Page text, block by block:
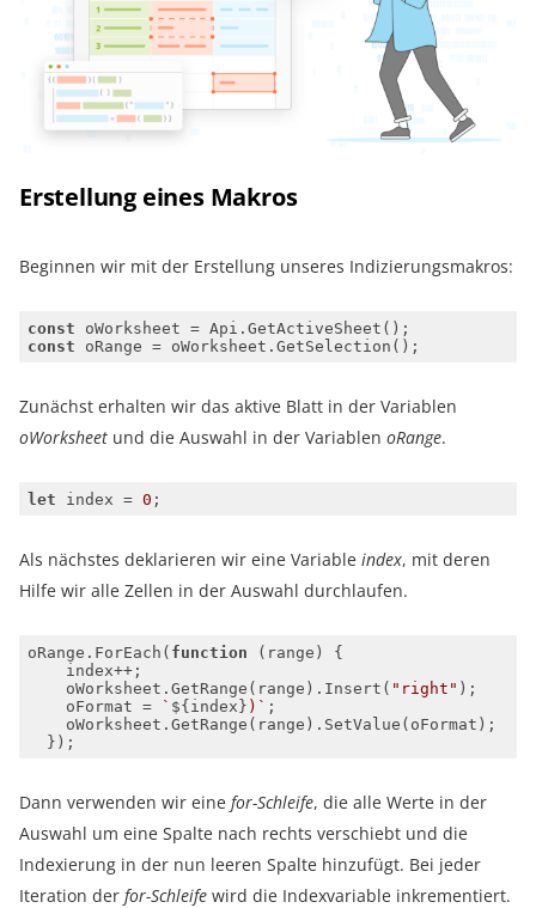
Erstellung eines Makros
Beginnen wir mit der Erstellung unseres Indizierungsmakros:
const
const
Zunächst erhalten wir das aktive Blatt in der Variablen
oWorksheet und die Auswahl in der Variablen oRange.
let index = 0
Als nächstes deklarieren wir eine Variable index, mit deren
Hilfe wir alle Zellen in der Auswahl durchlaufen.
oRange.ForEach( function ( range )
oWorksheet.GetRange(range).Insert( "right"
oFormat =
` ${index} )`
Dann verwenden wir eine for-Schleife, die alle Werte in der
Auswahl um eine Spalte nach rechts verschiebt und die
Indexierung in der nun leeren Spalte hinzufügt. Bei jeder
Iteration der for-Schleife wird die Indexvariable inkrementiert.